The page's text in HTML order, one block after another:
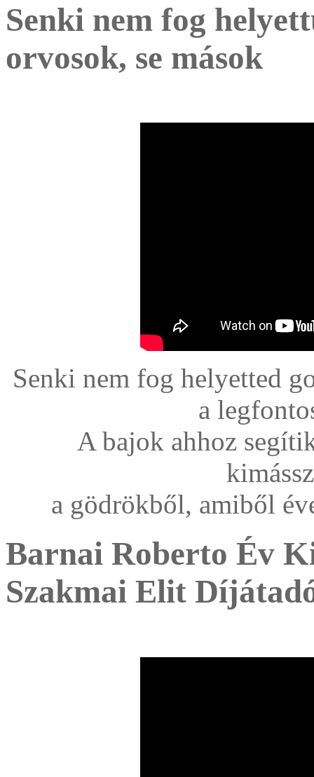
Senki nem fog
orvosok, se mások
Senki nem fog helyetted
a
A bajok ahhoz
a gödrökből, amiből
Barnai Roberto Év
Szakmai Elit